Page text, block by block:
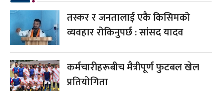
तस्कर र जनतालाई एकै किसिमको
व्यवहार रोकिनुपर्छ : सांसद यादव
कर्मचारीहरूबीच मैत्रीपूर्ण फुटबल खेल
प्रतियोगिता